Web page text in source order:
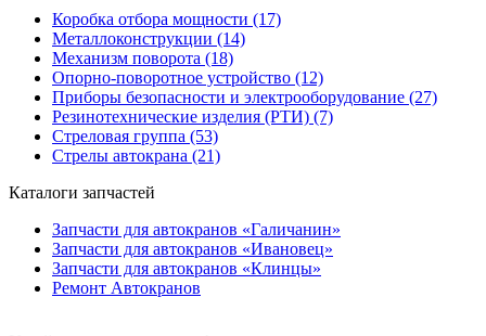
Коробка отбора мощности (17)
Металлоконструкции (14)
Механизм поворота (18)
Опорно-поворотное устройство (12)
Приборы безопасности и электрооборудование (27)
Резинотехнические изделия (РТИ) (7)
Стреловая группа (53)
Стрелы автокрана (21)
Каталоги запчастей
Запчасти для автокранов «Галичанин»
Запчасти для автокранов «Ивановец»
Запчасти для автокранов «Клинцы»
Ремонт Автокранов